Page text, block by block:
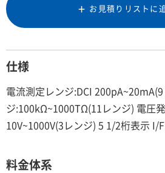
お見積りリストに
仕様
電流測定レンジ:DCI
ジ:100kΩ~1000TΩ(11レンジ) 電圧
10V~1000V(3レンジ) 5 1/2桁表示 I/
料金体系